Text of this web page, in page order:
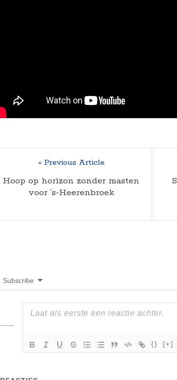
« Previous Article
Hoop op horizon zonder masten
voor ’s-Heerenbroek
Subscribe
{} [+]